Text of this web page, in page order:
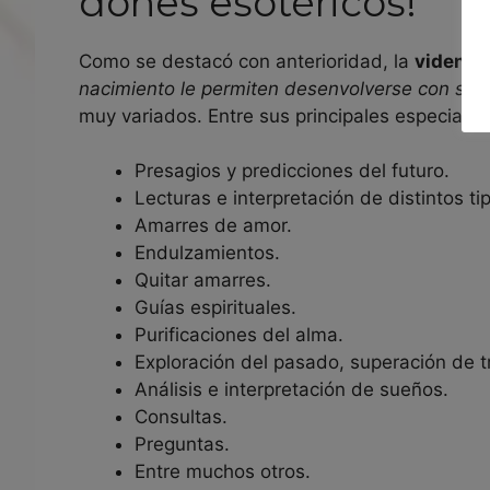
Como se destacó con anterioridad, la vidente
nacimiento le permiten desenvolverse con
muy variados. Entre sus principales
Presagios y predicciones del futuro.
Lecturas e interpretación de distintos
Amarres de amor.
Endulzamientos.
Quitar amarres.
Guías espirituales.
Purificaciones del alma.
Exploración del pasado, superación de
Análisis e interpretación de sueños.
Consultas.
Preguntas.
Entre muchos otros.